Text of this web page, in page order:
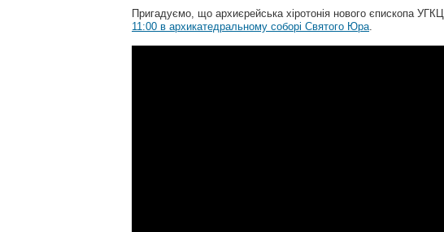
Пригадуємо, що архиєрейська хіротонія нового єпископа УГКЦ
11:00 в архикатедральному соборі Святого Юра